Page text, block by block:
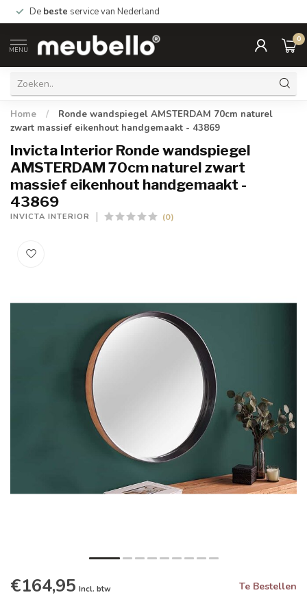
De beste service van Nederland
MENU
0
Home /
Ronde wandspiegel AMSTERDAM 70cm naturel
zwart massief eikenhout handgemaakt - 43869
Invicta Interior Ronde wandspiegel
AMSTERDAM 70cm naturel zwart
massief eikenhout handgemaakt -
43869
INVICTA INTERIOR (0)
€164,95 Incl. btw Te Bestellen